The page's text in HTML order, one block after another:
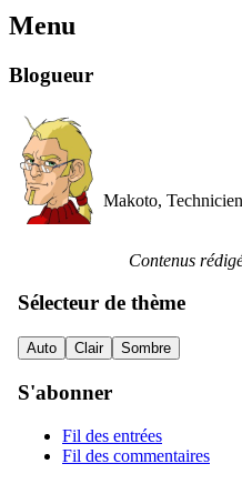
Menu
Blogueur
Makoto,
Contenus
Sélecteur de thème
Auto Clair Sombre
S'abonner
Fil des entrées
Fil des commentaires